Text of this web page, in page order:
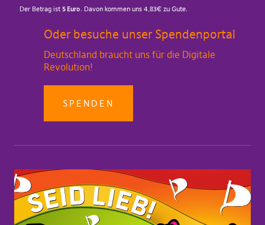
Oder besuche unser Spendenportal
Deutschland braucht uns für die Digitale
Revolution!
SPENDEN